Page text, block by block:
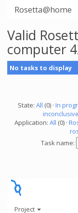
Rosetta@home
Valid
computer
No tasks to display
State: All (0) · In
inconclusive
Application: All (0) ·
Task name:
Project